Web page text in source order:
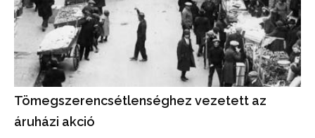
Tömegszerencsétlenséghez vezetett az
áruházi akció